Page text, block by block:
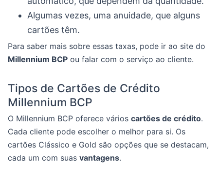
Algumas vezes, uma anuidade, que alguns
cartões têm.
Para saber mais sobre essas taxas, pode ir ao site do
Millennium BCP ou falar com o serviço ao cliente.
Tipos de Cartões de Crédito
Millennium BCP
O Millennium BCP oferece vários cartões de crédito.
Cada cliente pode escolher o melhor para si. Os
cartões Clássico e Gold são opções que se destacam,
cada um com suas vantagens.